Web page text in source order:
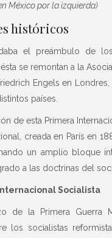
México por la izquierda)
históricos
el preámbulo de
se remontan a la
Engels en
países.
de esta Primera
creada en París en
un amplio bloque
a las doctrinas del
Internacional Socialista
de la Primera Guerra
los socialistas